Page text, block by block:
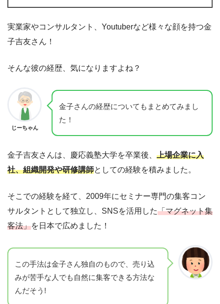
実業家やコンサルタント、Youtuberなど様々な顔を持つ金
子吉友さん！
そんな彼の経歴、気になりますよね？
じーちゃん
金子さんの経歴についてもまとめてみまし
た！
金子吉友さんは、慶応義塾大学を卒業後、 上場企業に入
社、組織開発や研修講師としての経験を積みました。
そこでの経験を経て、2009年にセミナー専門の集客コン
サルタントとして独立し、SNSを活用した「マグネット集
客法」を日本で広めました！
この手法は金子さん独自のもので、売り込
みが苦手な人でも自然に集客できる方法な
んだそう!